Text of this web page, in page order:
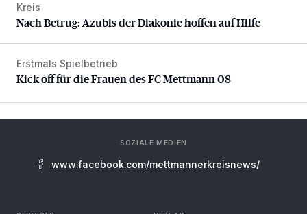
Nach Betrug: Azubis der Diakonie hoffen auf Hilfe
Kreis
Nach Betrug: Azubis der Diakonie hoffen auf Hilfe
Kick-off für die Frauen des FC Mettmann 08
Erstmals Spielbetrieb
Kick-off für die Frauen des FC Mettmann 08
SOZIALE MEDIEN
www.facebook.com/mettmannerkreisnews/